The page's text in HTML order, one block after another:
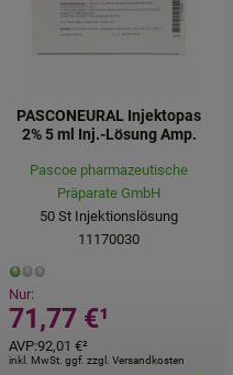
PASCONEURAL Injektopas
2% 5 ml Inj.-Lösung Amp.
Pascoe pharmazeutische
Präparate GmbH
50 St Injektionslösung
11170030
Nur:
71,77 €¹
AVP:92,01 €²
inkl. MwSt. ggf. zzgl. Versandkosten